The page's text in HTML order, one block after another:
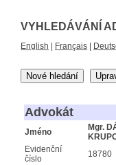
VYHLEDÁVÁNÍ
English Français
Nové hledání
Advokát
Jméno
Mgr.
Evidenční
číslo
18780